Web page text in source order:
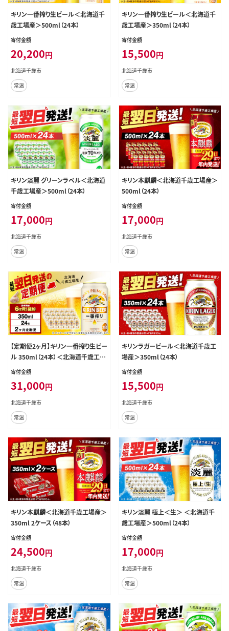
キリン一番搾り生ビール＜北海道千
歳工場産＞500ml（24本）
寄付金額
20,200円
北海道千歳市
常温
キリン一番搾り生ビール＜北海道千
歳工場産＞350ml（24本）
寄付金額
15,500円
北海道千歳市
常温
キリン淡麗 グリーンラベル＜北海道
千歳工場産＞500ml（24本）
寄付金額
17,000円
北海道千歳市
常温
キリン本麒麟＜北海道千歳工場産＞
500ml（24本）
寄付金額
17,000円
北海道千歳市
常温
【定期便2ヶ月】キリン一番搾り生ビー
ル 350ml（24本）＜北海道千歳工場
産＞
寄付金額
31,000円
北海道千歳市
常温
キリンラガービール＜北海道千歳工
場産＞350ml（24本）
寄付金額
15,500円
北海道千歳市
常温
キリン本麒麟＜北海道千歳工場産＞
350ml 2ケース（48本）
寄付金額
24,500円
北海道千歳市
常温
キリン淡麗 極上＜生＞ ＜北海道千
歳工場産＞500ml（24本）
寄付金額
17,000円
北海道千歳市
常温